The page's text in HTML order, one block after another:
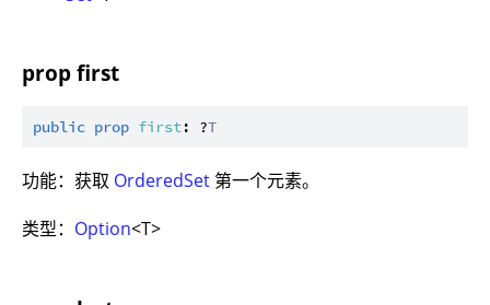
prop first
public prop first: ?T
功能：获取 OrderedSet 第一个元素。
类型： Option<T>